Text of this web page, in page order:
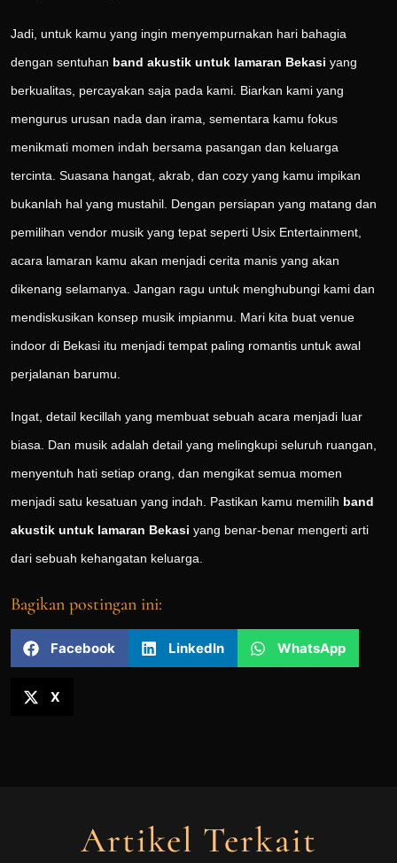
Jadi, untuk kamu yang ingin menyempurnakan hari bahagia
dengan sentuhan band akustik untuk lamaran Bekasi yang
berkualitas, percayakan saja pada kami. Biarkan kami yang
mengurus urusan nada dan irama, sementara kamu fokus
menikmati momen indah bersama pasangan dan keluarga
tercinta. Suasana hangat, akrab, dan cozy yang kamu impikan
bukanlah hal yang mustahil. Dengan persiapan yang matang dan
pemilihan vendor musik yang tepat seperti Usix Entertainment,
acara lamaran kamu akan menjadi cerita manis yang akan
dikenang selamanya. Jangan ragu untuk menghubungi kami dan
mendiskusikan konsep musik impianmu. Mari kita buat venue
indoor di Bekasi itu menjadi tempat paling romantis untuk awal
perjalanan barumu.
Ingat, detail kecillah yang membuat sebuah acara menjadi luar
biasa. Dan musik adalah detail yang melingkupi seluruh ruangan,
menyentuh hati setiap orang, dan mengikat semua momen
menjadi satu kesatuan yang indah. Pastikan kamu memilih band
akustik untuk lamaran Bekasi yang benar-benar mengerti arti
dari sebuah kehangatan keluarga.
Bagikan postingan ini:
Facebook LinkedIn WhatsApp
X
Artikel Terkait